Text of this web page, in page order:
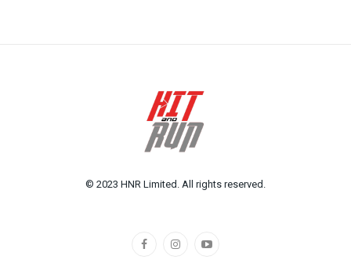
© 2023 HNR Limited. All rights reserved.